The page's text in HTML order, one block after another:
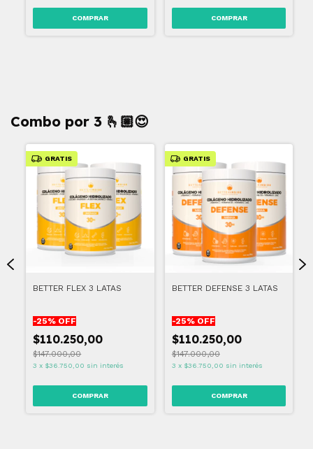
Combo por 3 🫰🏼😍
GRATIS
BETTER FLEX 3 LATAS
-25% OFF
$110.250,00
$147.000,00
3 x $36.750,00 sin interés
GRATIS
BETTER DEFENSE 3 LATAS
-25% OFF
$110.250,00
$147.000,00
3 x $36.750,00 sin interés